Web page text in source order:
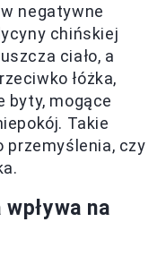
negatywne
chińskiej
ciało, a
łóżka,
byty, mogące
Takie
przemyślenia, czy
na